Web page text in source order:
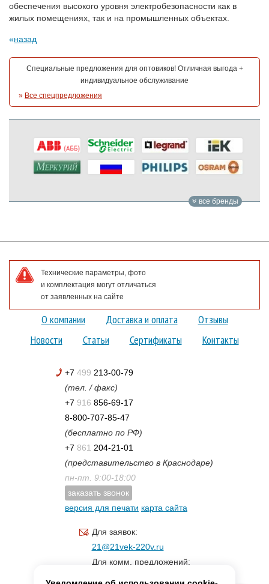
обеспечения высокого уровня электробезопасности как в
жилых помещениях, так и на промышленных объектах.
назад
Специальные предложения для оптовиков! Отличная выгода +
индивидуальное обслуживание
» Все спецпредложения
все бренды
Технические параметры, фото
и комплектация могут отличаться
от заявленных на сайте
О компании Доставка и оплата
Отзывы
Новости
Статьи Сертификаты Контакты
+7 499 213-00-79
(тел. / факс)
+7 916 856-69-17
8-800-707-85-47
(бесплатно по РФ)
+7 861 204-21-01
(представительство в Краснодаре)
пн-пт. 9:00-18:00
заказать звонок
версия для печати карта сайта
Для заявок:
21@21vek-220v.ru
Для комм. предложений: